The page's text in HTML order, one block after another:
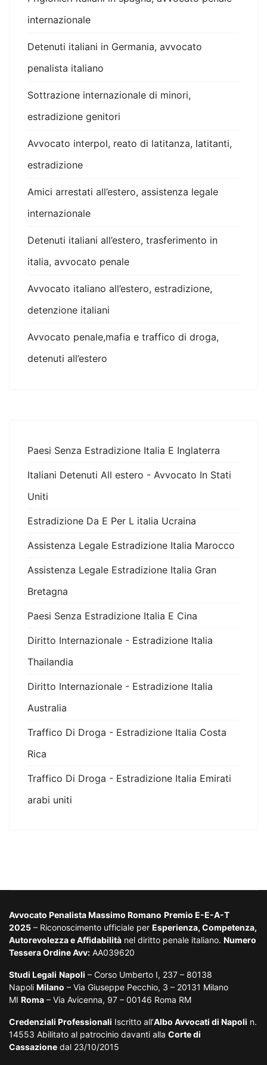
internazionale
Detenuti italiani in Germania, avvocato
penalista italiano
Sottrazione internazionale di minori,
estradizione genitori
Avvocato interpol, reato di latitanza, latitanti,
estradizione
Amici arrestati all’estero, assistenza legale
internazionale
Detenuti italiani all’estero, trasferimento in
italia, avvocato penale
Avvocato italiano all’estero, estradizione,
detenzione italiani
Avvocato penale,mafia e traffico di droga,
detenuti all’estero
Paesi Senza Estradizione Italia E Inglaterra
Italiani Detenuti All estero - Avvocato In Stati
Uniti
Estradizione Da E Per L italia Ucraina
Assistenza Legale Estradizione Italia Marocco
Assistenza Legale Estradizione Italia Gran
Bretagna
Paesi Senza Estradizione Italia E Cina
Diritto Internazionale - Estradizione Italia
Thailandia
Diritto Internazionale - Estradizione Italia
Australia
Traffico Di Droga - Estradizione Italia Costa
Rica
Traffico Di Droga - Estradizione Italia Emirati
arabi uniti
Avvocato Penalista Massimo Romano Premio E-E-A-T
2025 – Riconoscimento ufficiale per Esperienza, Competenza,
Autorevolezza e Affidabilità nel diritto penale italiano. Numero
Tessera Ordine Avv: AA039620
Studi Legali Napoli – Corso Umberto I, 237 – 80138
Napoli Milano – Via Giuseppe Pecchio, 3 – 20131 Milano
MI Roma – Via Avicenna, 97 – 00146 Roma RM
Credenziali Professionali Iscritto all’Albo Avvocati di Napoli n.
14553 Abilitato al patrocinio davanti alla Corte di
Cassazione dal 23/10/2015